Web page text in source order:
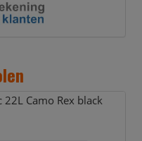
22L Camo Rex black